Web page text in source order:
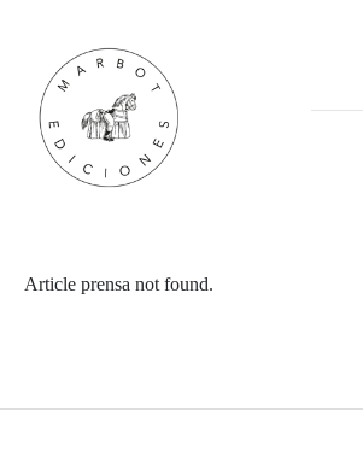
Article prensa not found.